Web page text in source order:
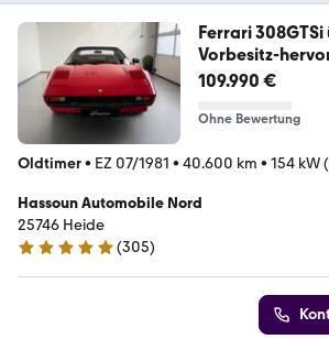
Ferrari 308GTSi
Vorbesitz-
109.990 €
Ohne Bewertung
Oldtimer• EZ 07/1981 • 40.600 km • 154 kW
Hassoun Automobile Nord
25746 Heide
4.9 Sterne
(305)